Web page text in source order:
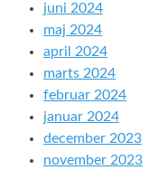
juni 2024
maj 2024
april 2024
marts 2024
februar 2024
januar 2024
december 2023
november 2023